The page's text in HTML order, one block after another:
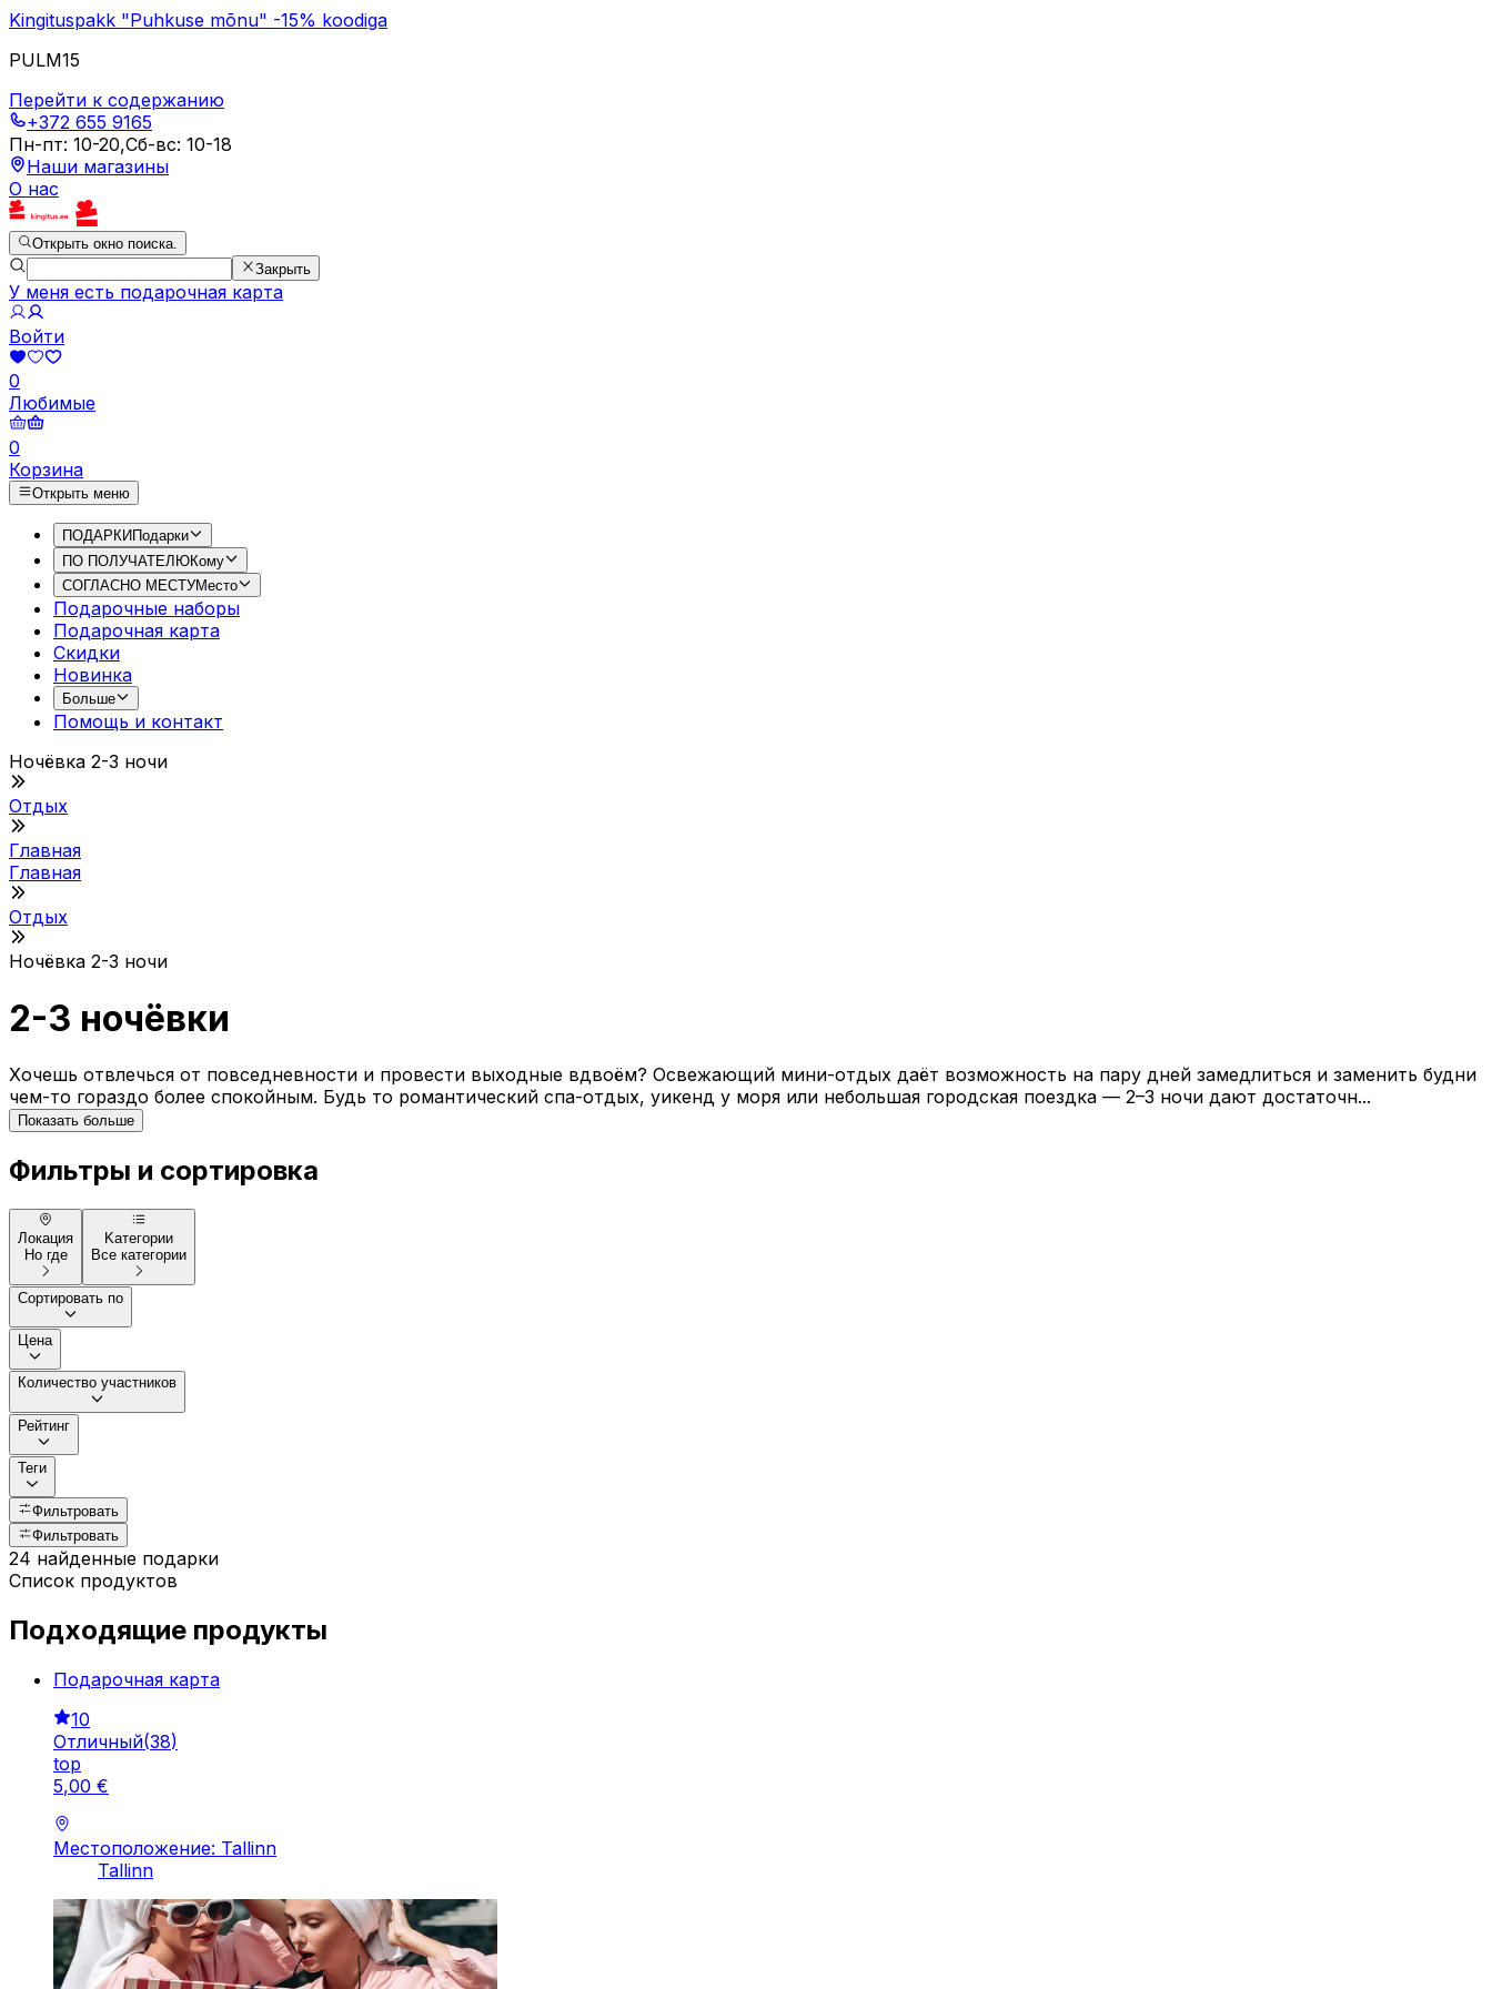
Kingituspakk "Puhkuse mõnu" -15% koodiga
PULM15
Перейти к содержанию
+372 655 9165
Пн-пт: 10-20,Сб-вс: 10-18
Наши магазины
О нас
Открыть окно поиска.
Закрыть
У меня есть подарочная карта
Войти
0
Любимые
0
Корзина
Открыть меню
ПОДАРКИ Подарки
ПО ПОЛУЧАТЕЛЮКому
СОГЛАСНО МЕСТУМесто
Подарочные наборы
Подарочная картa
Скидки
Новинка
Больше
Помощь и контакт
Ночёвка 2-3 ночи
Отдых
Главная
Главная
Отдых
Ночёвка 2-3 ночи
2-3 ночёвки
Хочешь отвлечься от повседневности и провести выходные вдвоём? Освежающий мини-отдых даёт возможность на пару дней замедлиться и заменить будни
чем-то гораздо более спокойным. Будь то романтический спа-отдых, уикенд у моря или небольшая городская поездка — 2–3 ночи дают достаточн...
Показать больше
Фильтры и сортировка
Локация
Но где
Kатегории
Все категории
Сортировать по
Цена
Количество участников
Рейтинг
Теги
Фильтровать
Фильтровать
24 найденные подарки
Список продуктов
Подходящие продукты
Подарочная картa
10
Отличный(38)
top
5,00 €
Местоположение: Tallinn
Tallinn